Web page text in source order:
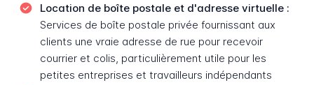
Location de boîte postale et d'adresse virtuelle :
Services de boîte postale privée fournissant aux
clients une vraie adresse de rue pour recevoir
courrier et colis, particulièrement utile pour les
petites entreprises et travailleurs indépendants